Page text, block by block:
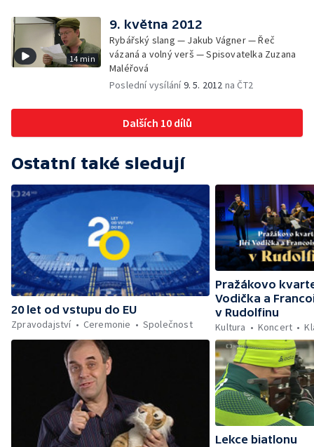
14 min
9. května 2012
Rybářský slang — Jakub Vágner — Řeč
vázaná a volný verš — Spisovatelka Zuzana
Maléřová
Poslední vysílání9. 5. 2012 na ČT2
Dalších 10 dílů
Ostatní také sledují
20 let od vstupu do EU
Zpravodajství
Ceremonie Společnost
Pražákovo
Vodička a
v Rudolfinu
Kultura
Koncert
Lekce biatlonu